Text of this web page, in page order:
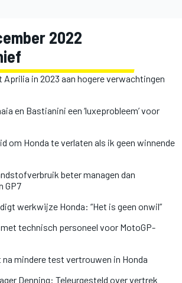
2022
Aprilia in 2023 aan hogere verwachtingen
en Bastianini een ‘luxeprobleem’ voor
om Honda te verlaten als ik geen winnende
beter managen dan
GP7
werkwijze Honda: “Het is geen onwil”
technisch personeel voor MotoGP-
na mindere test vertrouwen in Honda
Denning: Teleurgesteld over vertrek